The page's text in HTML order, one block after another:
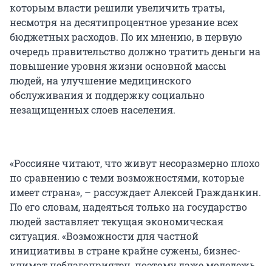
которым власти решили увеличить траты,
несмотря на десятипроцентное урезание всех
бюджетных расходов. По их мнению, в первую
очередь правительство должно тратить деньги на
повышение уровня жизни основной массы
людей, на улучшение медицинского
обслуживания и поддержку социально
незащищенных слоев населения.
«Россияне читают, что живут несоразмерно плохо
по сравнению с теми возможностями, которые
имеет страна», – рассуждает Алексей Гражданкин.
По его словам, надеяться только на государство
людей заставляет текущая экономическая
ситуация. «Возможности для частной
инициативы в стране крайне сужены, бизнес-